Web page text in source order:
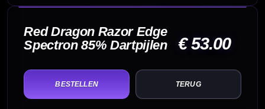
Red Dragon Razor Edge
Spectron 85% Dartpijlen
€ 53.00
TERUG